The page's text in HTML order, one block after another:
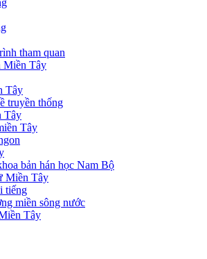
tham quan
Miền Tây
Tây
truyền thống
Tây
Tây
bản hán học Nam Bộ
Miền Tây
tiếng
miền sông nước
Tây